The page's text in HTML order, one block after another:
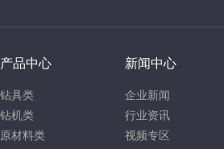
产品中心
钻具类
钻机类
原材料类
新闻中心
企业新闻
行业资讯
视频专区